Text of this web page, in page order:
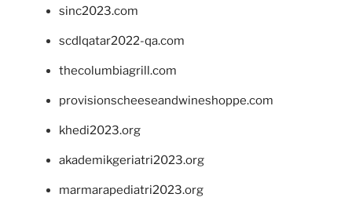
sinc2023.com
scdlqatar2022-qa.com
thecolumbiagrill.com
provisionscheeseandwineshoppe.com
khedi2023.org
akademikgeriatri2023.org
marmarapediatri2023.org